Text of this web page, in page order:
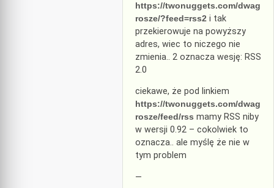
https://twonuggets.com/dwag
rosze/?feed=rss2 i tak
przekierowuje na powyższy
adres, wiec to niczego nie
zmienia.. 2 oznacza wesję: RSS
2.0
ciekawe, że pod linkiem
https://twonuggets.com/dwag
rosze/feed/rss mamy RSS niby
w wersji 0.92 – cokolwiek to
oznacza.. ale myślę że nie w
tym problem
—